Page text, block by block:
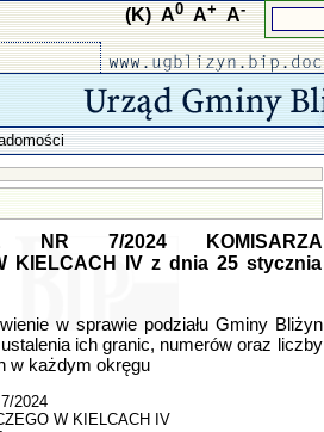
(K) A0 A+ A-
NR 7/2024 KOMISARZA
KIELCACH IV z dnia 25 stycznia
w sprawie podziału Gminy Bliżyn
ich granic, numerów oraz liczby
w każdym okręgu
2024
W KIELCACH IV